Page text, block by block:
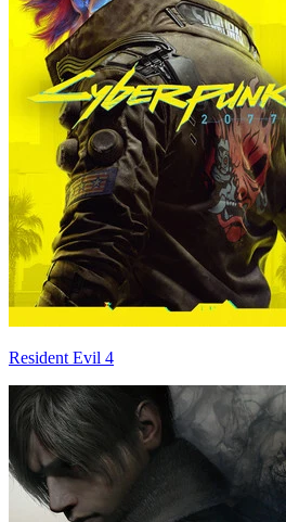
Resident Evil 4